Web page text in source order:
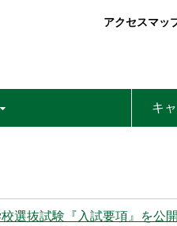
アクセスマッ
キ
選抜試験『入試要項』を公